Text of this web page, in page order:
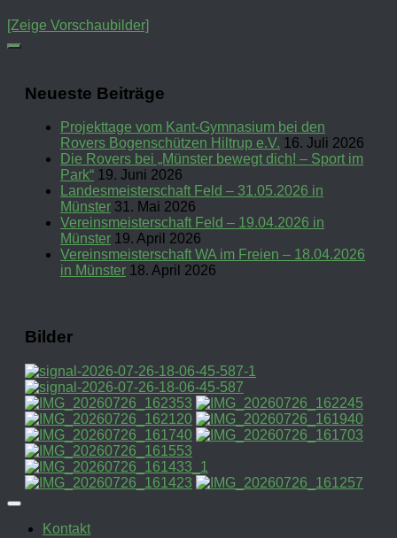
[Zeige Vorschaubilder]
Neueste Beiträge
Projekttage vom Kant-Gymnasium bei den
Rovers Bogenschützen Hiltrup e.V. 16. Juli 2026
Die Rovers bei „Münster bewegt dich! – Sport im
Park“ 19. Juni 2026
Landesmeisterschaft Feld – 31.05.2026 in
Münster 31. Mai 2026
Vereinsmeisterschaft Feld – 19.04.2026 in
Münster 19. April 2026
Vereinsmeisterschaft WA im Freien – 18.04.2026
in Münster 18. April 2026
Bilder
Kontakt